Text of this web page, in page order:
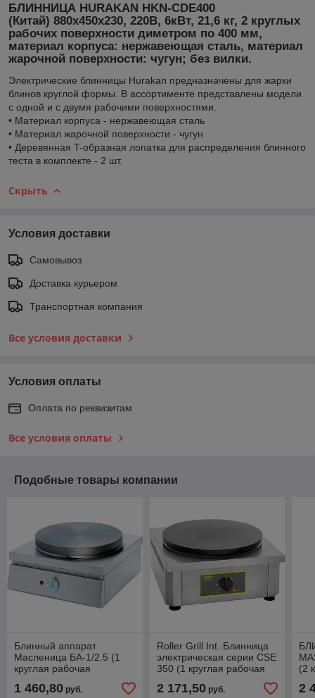
БЛИННИЦА HURAKAN HKN-CDE400
(Китай) 880x450x230, 220В, 6кВт, 21,6 кг, 2 круглых
рабочих поверхности диметром по 400 мм,
материал корпуса: нержавеющая сталь, материал
жарочной поверхности: чугун; без вилки.
Электрические блинницы Hurakan предназначены для жарки
блинов круглой формы. В ассортименте представлены модели
с одной и с двумя рабочими поверхностями.
• Материал корпуса - нержавеющая сталь
• Материал жарочной поверхности - чугун
• Деревянная T-образная лопатка для распределения блинного
теста в комплекте - 2 шт.
Скрыть
Условия доставки
Самовывоз
Доставка курьером
Транспортная компания
Все условия доставки
Условия оплаты
Оплата по реквизитам
Все условия оплаты
Подобные товары компании
Блинный аппарат
Масленица БА-1/2.5 (1
круглая рабочая
360 мм)
1 460,80 руб.
Roller Grill Int. Блинница
электрическая серии CSE
350 (1 круглая рабочая
350 мм)
2 171,50руб.
(2
по
2